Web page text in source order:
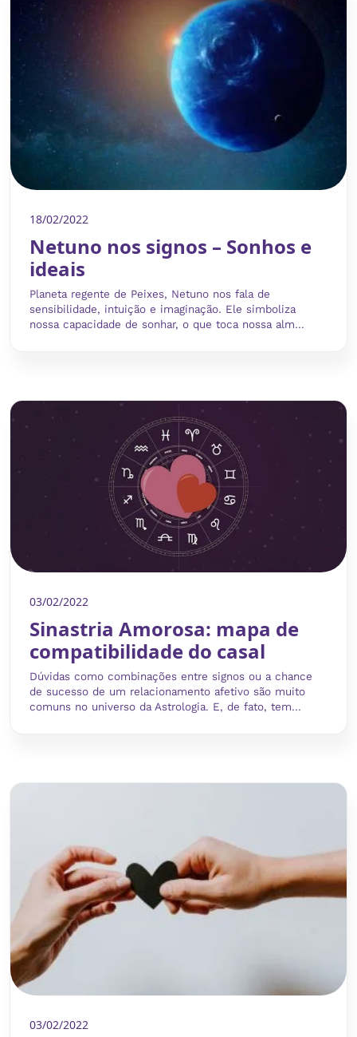
18/02/2022
Netuno nos signos – Sonhos e
ideais
Planeta regente de Peixes, Netuno nos fala de
sensibilidade, intuição e imaginação. Ele simboliza
nossa capacidade de sonhar, o que toca nossa alm...
03/02/2022
Sinastria Amorosa: mapa de
compatibilidade do casal
Dúvidas como combinações entre signos ou a chance
de sucesso de um relacionamento afetivo são muito
comuns no universo da Astrologia. E, de fato, tem...
03/02/2022